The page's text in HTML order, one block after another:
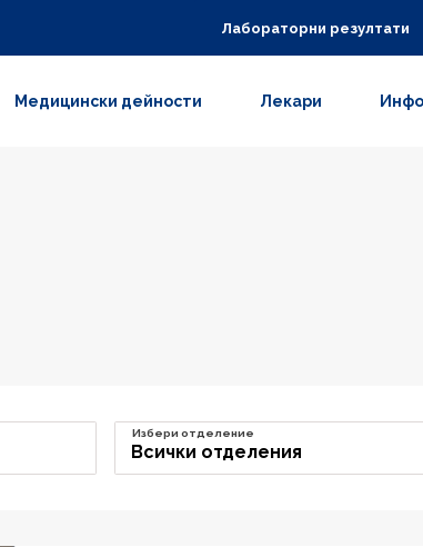
Лабораторни резултати
Медицински дейности Лекари
Всички отделения
Избери отделение